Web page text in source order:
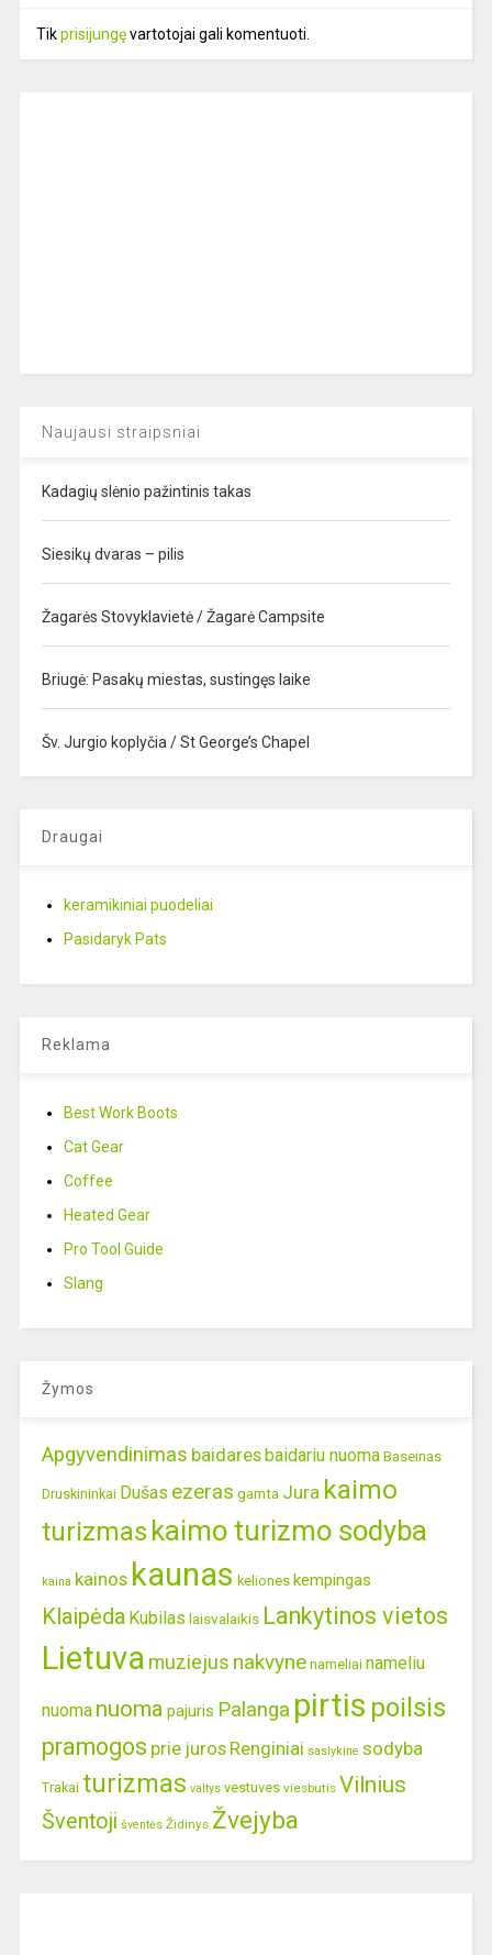
Tikprisijungęvartotojai gali komentuoti.
Naujausi straipsniai
Kadagių slėnio pažintinis takas
Siesikų dvaras – pilis
Žagarės Stovyklavietė / Žagarė Campsite
Briugė: Pasakų miestas, sustingęs laike
Šv. Jurgio koplyčia / St George’s Chapel
Draugai
keramikiniai puodeliai
Pasidaryk Pats
Reklama
Best Work Boots
Cat Gear
Coffee
Heated Gear
Pro Tool Guide
Slang
Žymos
Apgyvendinimas baidaresbaidariu nuoma Baseinas
Druskininkai Dušas ezeras gamta Jura kaimo
turizmas kaimo turizmo sodyba
kaina kainos kaunas keliones kempingas
Klaipėda Kubilas laisvalaikis Lankytinos vietos
Lietuva muziejus nakvyne nameliai nameliu
nuoma nuoma pajuris Palanga pirtis poilsis
pramogos prie juros Renginiai saslykine sodyba
Trakai turizmas valtys vestuves viesbutis Vilnius
Šventoji šventės Židinys Žvejyba